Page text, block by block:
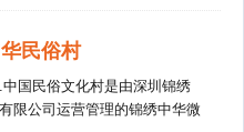
民俗村
国民俗文化村是由深圳锦绣
限公司运营管理的锦绣中华微